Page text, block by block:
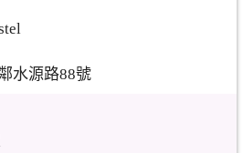
水源路88號